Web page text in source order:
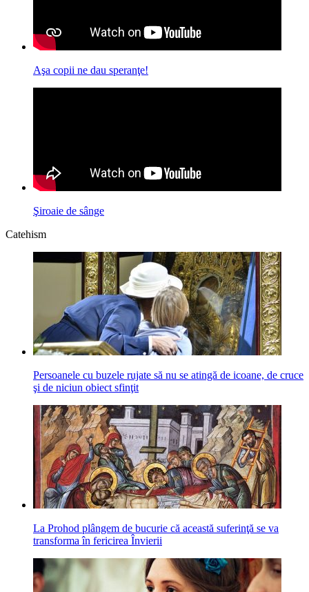
Aşa copii ne dau speranţe!
Şiroaie de sânge
Catehism
Persoanele cu buzele rujate să nu se atingă de icoane, de cruce
şi de niciun obiect sfinţit
La Prohod plângem de bucurie că această suferinţă se va
transforma în fericirea Învierii